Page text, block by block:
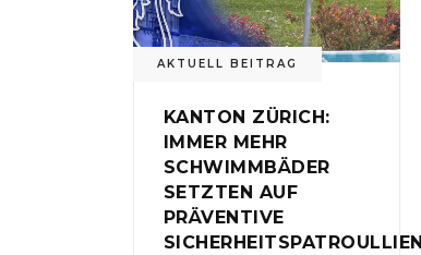
AKTUELL BEITRAG
KANTON ZÜRICH:
IMMER MEHR
SCHWIMMBÄDER
SETZTEN AUF
PRÄVENTIVE
SICHERHEITSPATROULLIEN